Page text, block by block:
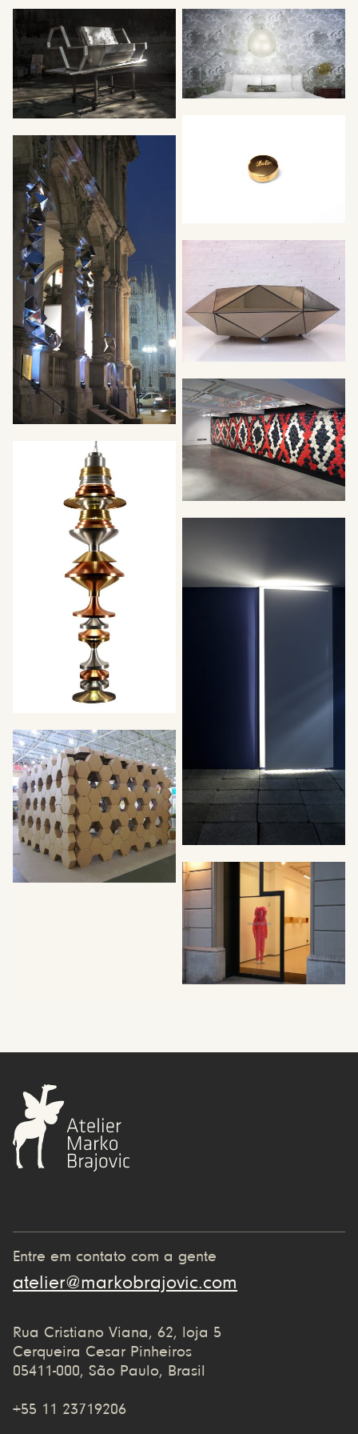
Entre em contato com a gente
atelier@markobrajovic.com
Rua Cristiano Viana, 62, loja 5
Cerqueira Cesar Pinheiros
05411-000, São Paulo, Brasil
+55 11 23719206